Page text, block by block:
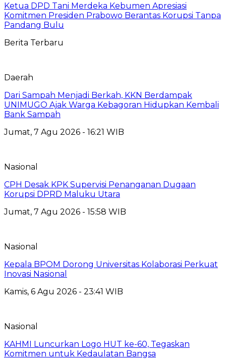
Ketua DPD Tani Merdeka Kebumen Apresiasi
Komitmen Presiden Prabowo Berantas Korupsi Tanpa
Pandang Bulu
Berita Terbaru
Daerah
Dari Sampah Menjadi Berkah, KKN Berdampak
UNIMUGO Ajak Warga Kebagoran Hidupkan Kembali
Bank Sampah
Jumat, 7 Agu 2026 - 16:21 WIB
Nasional
CPH Desak KPK Supervisi Penanganan Dugaan
Korupsi DPRD Maluku Utara
Jumat, 7 Agu 2026 - 15:58 WIB
Nasional
Kepala BPOM Dorong Universitas Kolaborasi Perkuat
Inovasi Nasional
Kamis, 6 Agu 2026 - 23:41 WIB
Nasional
KAHMI Luncurkan Logo HUT ke-60, Tegaskan
Komitmen untuk Kedaulatan Bangsa